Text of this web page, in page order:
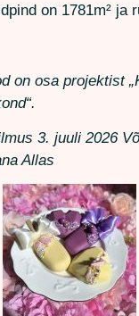
on 1781m² ja
on osa projektist
3. juuli 2026
Allas